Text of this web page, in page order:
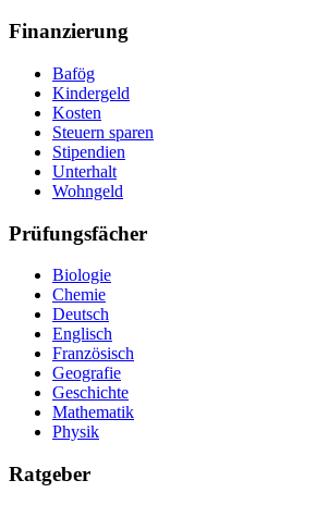
Finanzierung
Bafög
Kindergeld
Kosten
Steuern sparen
Stipendien
Unterhalt
Wohngeld
Prüfungsfächer
Biologie
Chemie
Deutsch
Englisch
Französisch
Geografie
Geschichte
Mathematik
Physik
Ratgeber